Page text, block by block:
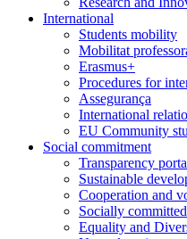
International
Students mobility
Mobilitat
Erasmus+
Procedures for
Assegurança
International
EU Community
Social commitment
Transparency
Sustainable
Cooperation and
Socially
Equality and